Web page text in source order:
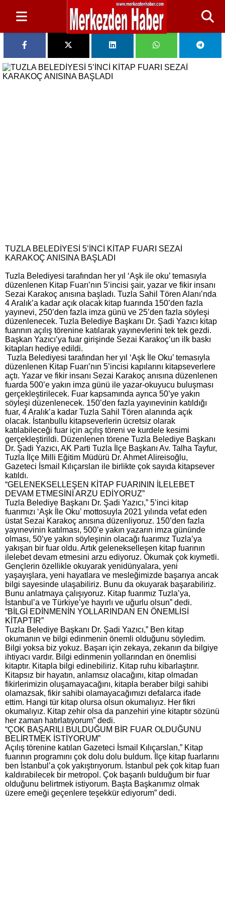
TUZLA BELEDİYESİ 5’İNCİ KİTAP FUARI SEZAİ
KARAKOÇ ANISINA BAŞLADI
Tuzla Belediyesi tarafından her yıl ‘Aşk ile oku’ temasıyla
düzenlenen Kitap Fuarı’nın 5’incisi şair, yazar ve fikir insanı
Sezai Karakoç anısına başladı. Tuzla Sahil Tören Alanı’nda
4 Aralık’a kadar açık olacak kitap fuarında 150’den fazla
yayınevi, 250’den fazla imza günü ve 25’den fazla söyleşi
düzenlenecek. Tuzla Belediye Başkanı Dr. Şadi Yazıcı kitap
fuarının açılış törenine katılarak yayınevlerini tek tek gezdi.
Başkan Yazıcı’ya fuar girişinde Sezai Karakoç’un ilk baskı
kitapları hediye edildi.
Tuzla Belediyesi tarafından her yıl ‘Aşk İle Oku’ temasıyla
düzenlenen Kitap Fuarı’nın 5’incisi kapılarını kitapseverlere
açtı. Yazar ve fikir insanı Sezai Karakoç anısına düzenlenen
fuarda 500’e yakın imza günü ile yazar-okuyucu buluşması
gerçekleştirilecek. Fuar kapsamında ayrıca 50’ye yakın
söyleşi düzenlenecek. 150’den fazla yayınevinin katıldığı
fuar, 4 Aralık’a kadar Tuzla Sahil Tören alanında açık
olacak. İstanbullu kitapseverlerin ücretsiz olarak
katılabileceği fuar için açılış töreni ve kurdele kesimi
gerçekleştirildi. Düzenlenen törene Tuzla Belediye Başkanı
Dr. Şadi Yazıcı, AK Parti Tuzla İlçe Başkanı Av. Talha Tayfur,
Tuzla İlçe Milli Eğitim Müdürü Dr. Ahmet Alireisoğlu,
Gazeteci İsmail Kılıçarslan ile birlikte çok sayıda kitapsever
katıldı.
“GELENEKSELLEŞEN KİTAP FUARININ İLELEBET
DEVAM ETMESİNİ ARZU EDİYORUZ”
Tuzla Belediye Başkanı Dr. Şadi Yazıcı,” 5’inci kitap
fuarımızı ‘Aşk İle Oku’ mottosuyla 2021 yılında vefat eden
üstat Sezai Karakoç anısına düzenliyoruz. 150’den fazla
yayınevinin katılması, 500’e yakın yazarın imza gününde
olması, 50’ye yakın söyleşinin olacağı fuarımız Tuzla’ya
yakışan bir fuar oldu. Artık gelenekselleşen kitap fuarının
ilelebet devam etmesini arzu ediyoruz. Okumak çok kıymetli.
Gençlerin özellikle okuyarak yenidünyalara, yeni
yaşayışlara, yeni hayatlara ve mesleğimizde başarıya ancak
bilgi sayesinde ulaşabiliriz. Bunu da okuyarak başarabiliriz.
Bunu anlatmaya çalışıyoruz. Kitap fuarımız Tuzla’ya,
İstanbul’a ve Türkiye’ye hayırlı ve uğurlu olsun” dedi.
“BİLGİ EDİNMENİN YOLLARINDAN EN ÖNEMLİSİ
KİTAPTIR”
Tuzla Belediye Başkanı Dr. Şadi Yazıcı,” Ben kitap
okumanın ve bilgi edinmenin önemli olduğunu söyledim.
Bilgi yoksa biz yokuz. Başarı için zekaya, zekanın da bilgiye
ihtiyacı vardır. Bilgi edinmenin yollarından en önemlisi
kitaptır. Kitapla bilgi edinebiliriz. Kitap ruhu kibarlaştırır.
Kitapsız bir hayatın, anlamsız olacağını, kitap olmadan
fikirlerimizin oluşamayacağını, kitapla beraber bilgi sahibi
olamazsak, fikir sahibi olamayacağımızı defalarca ifade
ettim. Hangi tür kitap olursa olsun okumalıyız. Her fikri
okumalıyız. Kitap zehir olsa da panzehiri yine kitaptır sözünü
her zaman hatırlatıyorum” dedi.
“ÇOK BAŞARILI BULDUĞUM BİR FUAR OLDUĞUNU
BELİRTMEK İSTİYORUM”
Açılış törenine katılan Gazeteci İsmail Kılıçarslan,” Kitap
fuarının programını çok dolu dolu buldum. İlçe kitap fuarlarını
ben İstanbul’a çok yakıştırıyorum. İstanbul pek çok kitap fuarı
kaldırabilecek bir metropol. Çok başarılı bulduğum bir fuar
olduğunu belirtmek istiyorum. Başta Başkanımız olmak
üzere emeği geçenlere teşekkür ediyorum” dedi.